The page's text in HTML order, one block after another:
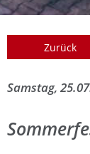
Zurück
Samstag,